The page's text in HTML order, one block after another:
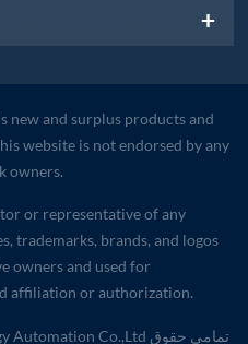
new and surplus products and
website is not endorsed by any
owners.
or representative of any
trademarks, brands, and logos
owners and used for
affiliation or authorization.